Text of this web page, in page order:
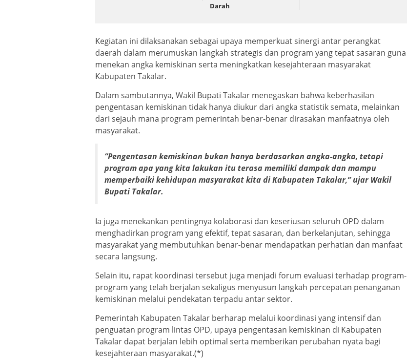
Darah
Kegiatan ini dilaksanakan sebagai upaya memperkuat sinergi antar perangkat
daerah dalam merumuskan langkah strategis dan program yang tepat sasaran guna
menekan angka kemiskinan serta meningkatkan kesejahteraan masyarakat
Kabupaten Takalar.
Dalam sambutannya, Wakil Bupati Takalar menegaskan bahwa keberhasilan
pengentasan kemiskinan tidak hanya diukur dari angka statistik semata, melainkan
dari sejauh mana program pemerintah benar-benar dirasakan manfaatnya oleh
masyarakat.
“Pengentasan kemiskinan bukan hanya berdasarkan angka-angka, tetapi
program apa yang kita lakukan itu terasa memiliki dampak dan mampu
memperbaiki kehidupan masyarakat kita di Kabupaten Takalar,” ujar Wakil
Bupati Takalar.
Ia juga menekankan pentingnya kolaborasi dan keseriusan seluruh OPD dalam
menghadirkan program yang efektif, tepat sasaran, dan berkelanjutan, sehingga
masyarakat yang membutuhkan benar-benar mendapatkan perhatian dan manfaat
secara langsung.
Selain itu, rapat koordinasi tersebut juga menjadi forum evaluasi terhadap program-
program yang telah berjalan sekaligus menyusun langkah percepatan penanganan
kemiskinan melalui pendekatan terpadu antar sektor.
Pemerintah Kabupaten Takalar berharap melalui koordinasi yang intensif dan
penguatan program lintas OPD, upaya pengentasan kemiskinan di Kabupaten
Takalar dapat berjalan lebih optimal serta memberikan perubahan nyata bagi
kesejahteraan masyarakat.(*)